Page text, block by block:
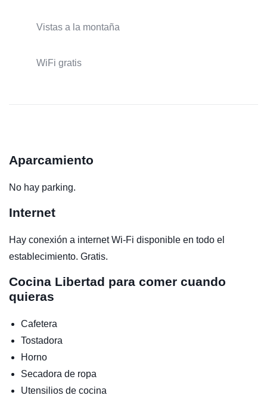
Vistas a la montaña
WiFi gratis
Aparcamiento
No hay parking.
Internet
Hay conexión a internet Wi-Fi disponible en todo el
establecimiento. Gratis.
Cocina Libertad para comer cuando
quieras
Cafetera
Tostadora
Horno
Secadora de ropa
Utensilios de cocina